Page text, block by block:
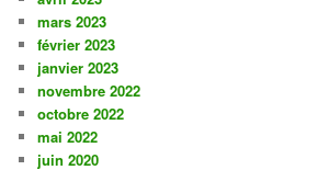
mars 2023
février 2023
janvier 2023
novembre 2022
octobre 2022
mai 2022
juin 2020